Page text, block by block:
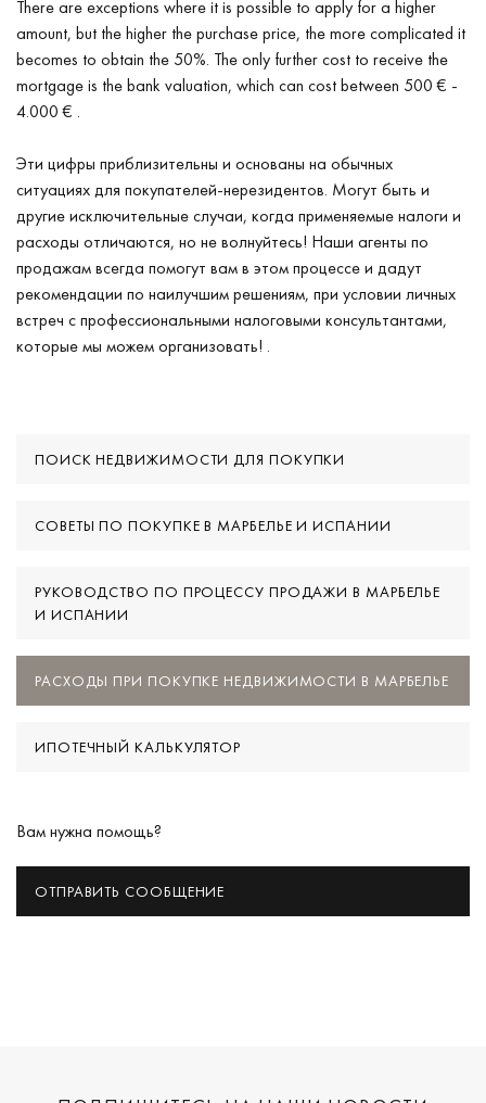
There are exceptions where it is possible to apply for a higher
amount, but the higher the purchase price, the more complicated it
becomes to obtain the 50%. The only further cost to receive the
mortgage is the bank valuation, which can cost between 500 € -
4.000 € .
Эти цифры приблизительны и основаны на обычных
ситуациях для покупателей-нерезидентов. Могут быть и
другие исключительные случаи, когда применяемые налоги и
расходы отличаются, но не волнуйтесь! Наши агенты по
продажам всегда помогут вам в этом процессе и дадут
рекомендации по наилучшим решениям, при условии личных
встреч с профессиональными налоговыми консультантами,
которые мы можем организовать! .
ПОИСК НЕДВИЖИМОСТИ ДЛЯ ПОКУПКИ
СОВЕТЫ ПО ПОКУПКЕ В МАРБЕЛЬЕ И ИСПАНИИ
РУКОВОДСТВО ПО ПРОЦЕССУ ПРОДАЖИ В МАРБЕЛЬЕ
И ИСПАНИИ
РАСХОДЫ ПРИ ПОКУПКЕ НЕДВИЖИМОСТИ В МАРБЕЛЬЕ
ИПОТЕЧНЫЙ КАЛЬКУЛЯТОР
Вам нужна помощь?
ОТПРАВИТЬ СООБЩЕНИЕ